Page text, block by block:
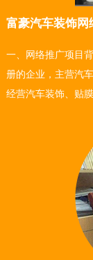
富豪汽车装饰网
一、网络推广项目
册的企业，主营汽
经营汽车装饰、贴